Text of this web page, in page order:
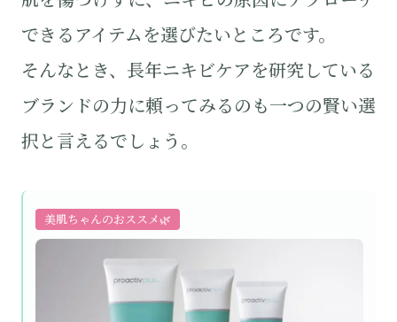
できるアイテムを選びたいところです。
そんなとき、長年ニキビケアを研究している
ブランドの力に頼ってみるのも一つの賢い選
択と言えるでしょう。
美肌ちゃんのおススメ🌿